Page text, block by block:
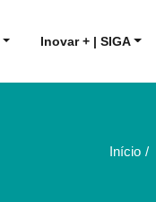
Inovar + | SIGA
Início